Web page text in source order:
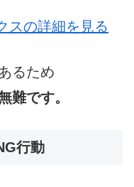
スの詳細を見る
るため
難です。
行動